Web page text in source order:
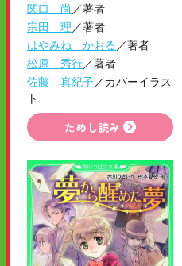
関口 尚 ／著者
宗田 理 ／著者
はやみね かおる ／著者
松原 秀行／著者
佐藤 真紀子／カバーイラス
ト
ためし読み